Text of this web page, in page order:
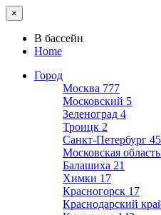
×
В бассейн
Home
Город
Москва 777
Московский 5
Зеленоград 4
Троицк 2
Санкт-Петербург
Московская область
Балашиха 21
Химки 17
Красногорск 17
Краснодарский